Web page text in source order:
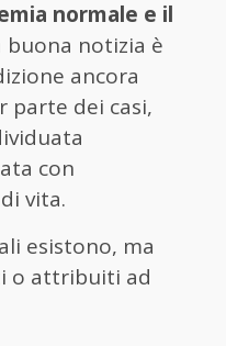
normale e il
buona notizia è
ancora
parte dei casi,
con
vita.
esistono, ma
o attribuiti ad